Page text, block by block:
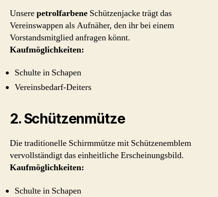
Unserepetrolfarbene Schützenjacke trägt das
Vereinswappen als Aufnäher, den ihr bei einem
Vorstandsmitglied anfragen könnt.
Kaufmöglichkeiten:
Schulte in Schapen
Vereinsbedarf-Deiters
2. Schützenmütze
Die traditionelle Schirmmütze mit Schützenemblem
vervollständigt das einheitliche Erscheinungsbild.
Kaufmöglichkeiten:
Schulte in Schapen